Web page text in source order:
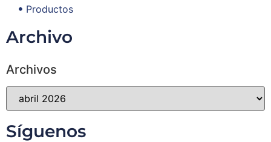
Productos
Archivo
Archivos
Síguenos